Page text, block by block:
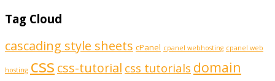
Tag Cloud
cascading style sheets cPanel cpanel webhosting cpanel web
hosting css css-tutorial css tutorials domain